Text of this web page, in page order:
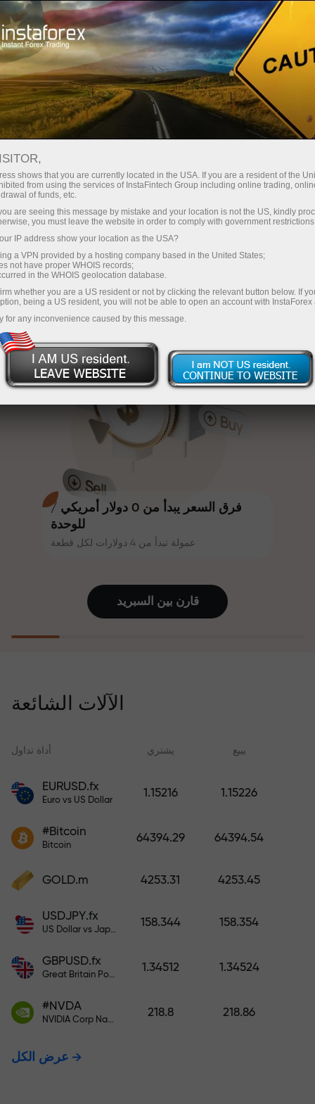
InstaForex
فرق السعر يبدأ من 0 دولار أمريكي /
للوحدة
عمولة تبدأ من 4 دولارات لكل قطعة
مع إنستا فوركس، يمكنك الوصول إلى
إلى 1:5000، وبعض من أفضل فروق
الأسعار والعمولات في السوق، وظروف
مواتية لتداول الأسهم والمؤشرات
فوركس الحصول على مكافأة تصل إلى
30% على إيداعه، والاستفادة من
عروض ترويجية وعروض خاصة أخرى.
تتشارك سرعة المسار وسرعة التداول
نفس القيم. يُضفي أليش لوبرايس
عناصر الحماس والانضباط على عالم
التداول، ويعمل كشريك يُلهم العملاء
لتحقيق أهداف طموحة.
إنستا فوركس على هاتف آيفون أو ماك
بوك أو رحلة أحلامه بمجرد إيداعه مبلغًا
من المال.
خسائرك ويضمن لك مضاعفة أرباحك
ثلاث مرات خلال ستة أشهر. تداول
مطبعياً. كلما زاد مبلغ الإيداع، زادت
صغير الحجم
30% مكافأة
لكل إيداع
سرعة
في التجارة وعلى الطريق السريع
جائزة هديتك الشخصية الكبرى
قم بإيداع المبلغ في حسابك باستخدام $333 — اختر هدية
تصل قيمتها إلى $1,500
تداول بدون مخاطرة -
نحن نضمن أرباحك
مكافأة تصل إلى 1000 ضعف - أكبر
قارن بين السبرید
الآلات الشائعة
أداة تداول يشتري يبيع
EURUSD.fx
Euro vs US Dollar
1.15216 1.15226
#Bitcoin
Bitcoin
64394.29 64394.54
GOLD.m 4253.31 4253.45
USDJPY.fx
US Dollar vs Japanese Yen
158.344 158.354
GBPUSD.fx
Great Britain Pound vs US Dollar
1.34512 1.34524
#NVDA
NVIDIA Corp Nasdaq Stock Exchange (Nasdaq) USD
218.8 218.86
عرض الكل
shows that you are currently located in the USA. If you are a resident of the
from using the services of InstaFintech Group including online trading,
of funds, etc.
are seeing this message by mistake and your location is not the US, kindly
you must leave the website in order to comply with government
IP address show your location as the USA?
a VPN provided by a hosting company based in the United States;
not have proper WHOIS records;
in the WHOIS geolocation database.
whether you are a US resident or not by clicking the relevant button below. If
being a US resident, you will not be able to open an account with InstaForex
for any inconvenience caused by this message.